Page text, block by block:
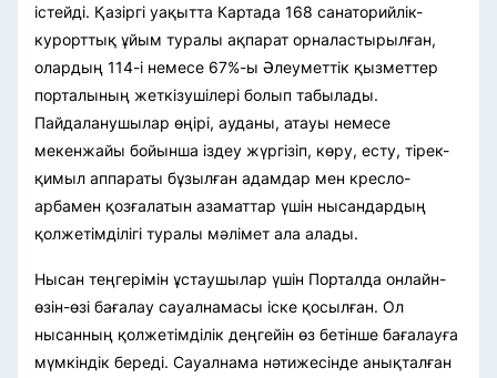
істейді. Қазіргі уақытта Картада 168 санаторийлік-
курорттық ұйым туралы ақпарат орналастырылған,
олардың 114-і немесе 67%-ы Әлеуметтік қызметтер
порталының жеткізушілері болып табылады.
Пайдаланушылар өңірі, ауданы, атауы немесе
мекенжайы бойынша іздеу жүргізіп, көру, есту, тірек-
қимыл аппараты бұзылған адамдар мен кресло-
арбамен қозғалатын азаматтар үшін нысандардың
қолжетімділігі туралы мәлімет ала алады.
Нысан теңгерімін ұстаушылар үшін Порталда онлайн-
өзін-өзі бағалау сауалнамасы іске қосылған. Ол
нысанның қолжетімділік деңгейін өз бетінше бағалауға
мүмкіндік береді. Сауалнама нәтижесінде анықталған